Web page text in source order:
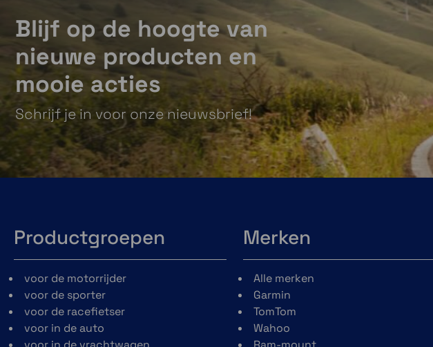
Blijf op de hoogte van
nieuwe producten en
mooie acties
Schrijf je in voor onze nieuwsbrief!
Productgroepen
voor de motorrijder
voor de sporter
voor de racefietser
voor in de auto
Merken
Alle merken
Garmin
TomTom
Wahoo